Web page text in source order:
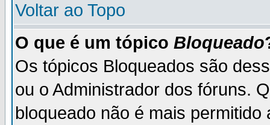
Voltar ao Topo
O que é um tópico Bloqueado
Os tópicos Bloqueados são
ou o Administrador dos fóruns.
bloqueado não é mais